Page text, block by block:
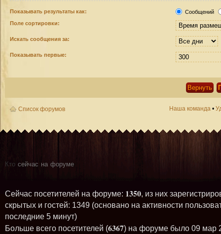
Показывать результаты как:
Сообщений
Поле сортировки:
Искать сообщения за:
Показывать первые:
Список форумов Наша команда •
Кто сейчас на форуме
Сейчас посетителей на форуме: 1350, из них
скрытых и гостей: 1349 (основано на активности
последние 5 минут)
Больше всего посетителей (6367) на форуме было 09 мар